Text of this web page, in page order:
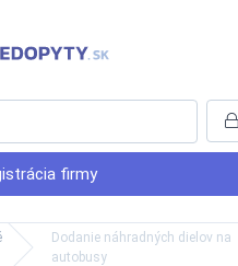
firmy
Dodanie náhradných dielov na
autobusy